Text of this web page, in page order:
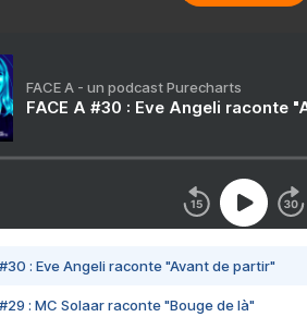
FACE A - un podcast Purecharts
FACE A #30 : Eve Angeli raconte
#30 : Eve Angeli raconte "Avant de partir"
#29 : MC Solaar raconte "Bouge de là"